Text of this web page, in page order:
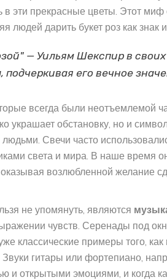
эти прекрасные цветы. Этот
людей дарить букет роз как знак
— Уильям Шекспир в
подчеркивая его вечное
всегда были неотъемлемой
украшает обстановку, но и
Свечи часто
света и мира. В наше время
возлюбленной желание
не упомянуть, являются
чувств. Серенады под
классические примеры того,
Звуки гитары или фортепиано,
и открытыми эмоциями, и когда